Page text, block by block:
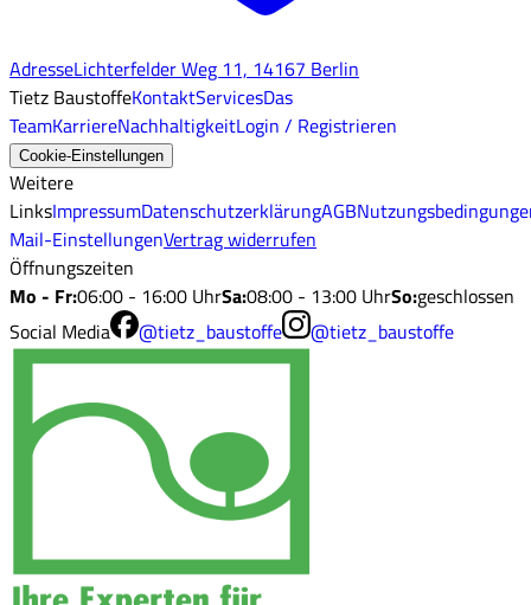
AdresseLichterfelder Weg 11, 14167 Berlin
Tietz BaustoffeKontaktServicesDas
TeamKarriereNachhaltigkeitLogin / Registrieren
Cookie-Einstellungen
Weitere
LinksImpressumDatenschutzerklärungAGB
Mail-EinstellungenVertrag widerrufen
Öffnungszeiten
Mo - Fr:06:00 - 16:00 UhrSa:08:00 - 13:00 UhrSo:geschlossen
Social Media
@tietz_baustoffe @tietz_baustoffe